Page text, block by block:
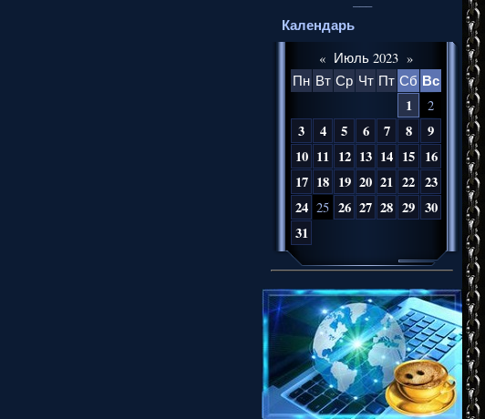
Календарь
« Июль 2023 »
Пн Вт Ср Чт Пт Сб Вс
1
2
3 4 5 6 7 8
9
10 11 12 13 14 15 16
17 18 19 20 21 22 23
24 25 26 27 28 29 30
31